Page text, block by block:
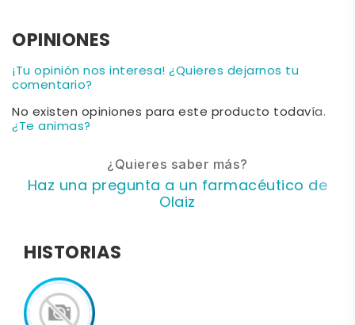
OPINIONES
¡Tu opinión nos interesa! ¿Quieres dejarnos tu
comentario?
No existen opiniones para este producto todavía.
¿Te animas?
¿Quieres saber más?
Haz una pregunta a un farmacéutico de
Olaiz
HISTORIAS